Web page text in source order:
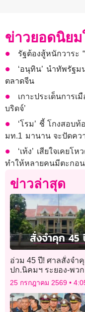
ข่าวยอดนิย
รัฐต้องสู้หนักวาระ
‘อนุทิน’ นำทัพรัฐ
ตลาดจีน
เกาะประเด็นการ
บริดจ์’
‘โรม’ ชี้ โกงสอบ
มท.1 มานาน จะปัดคว
‘เท้ง’ เสียใจเคยโ
ทำให้หลายคนมีตะกอน
ข่าวล่าสุด
อ่วม 45 ปี! ศาลสั่งจำ
ปก.นิคมฯ ระยอง-พว
โกงงบฝึกอบรมฯ
25 กรกฎาคม 2569